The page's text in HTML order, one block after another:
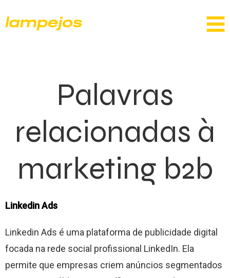
Palavras
relacionadas à
marketing b2b
Linkedin Ads
Linkedin Ads é uma plataforma de publicidade digital
focada na rede social profissional LinkedIn. Ela
permite que empresas criem anúncios segmentados